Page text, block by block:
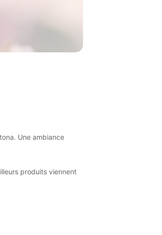
Une ambiance
produits viennent